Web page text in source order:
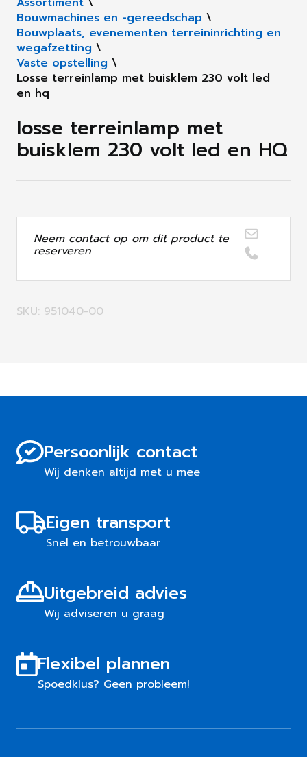
Bouwmachines en -gereedschap \
Bouwplaats, evenementen terreininrichting en
wegafzetting \
Vaste opstelling \
Losse terreinlamp met buisklem 230 volt led
en hq
losse terreinlamp met
buisklem 230 volt led en HQ
Neem contact op om dit product te
reserveren
SKU: 951040-00
Persoonlijk contact
Wij denken altijd met u mee
Eigen transport
Snel en betrouwbaar
Uitgebreid advies
Wij adviseren u graag
Flexibel plannen
Spoedklus? Geen probleem!